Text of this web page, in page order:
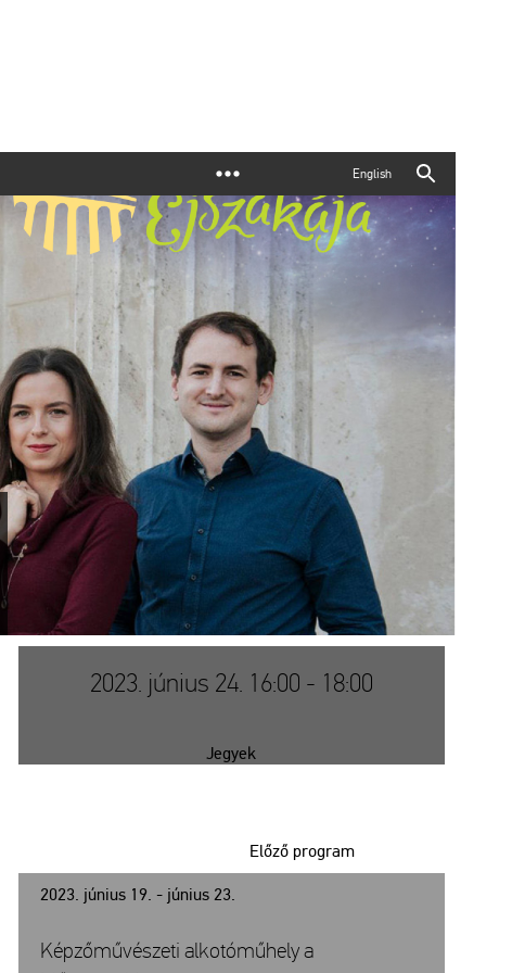
English
2023. június 24. 16:00 - 18:00
Jegyek
2023. június 19. - június 23.
Előző program
Képzőművészeti alkotóműhely a